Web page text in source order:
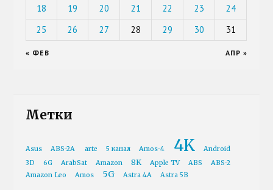
18
19 20 21 22 23
24
25
26 27 28 29 30 31
« ФЕВ АПР »
Метки
Asus ABS-2A arte 5 канал Amos-4 4K
Android
3D
6G ArabSat Amazon 8K Apple TV ABS
ABS-2
Amazon Leo
Amos 5G Astra 4A Astra 5B